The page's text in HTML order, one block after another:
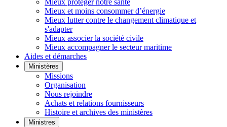
Mieux protéger notre santé
Mieux et moins consommer d’énergie
Mieux lutter contre le changement climatique et
s'adapter
Mieux associer la société civile
Mieux accompagner le secteur maritime
Aides et démarches
Ministères
Missions
Organisation
Nous rejoindre
Achats et relations fournisseurs
Histoire et archives des ministères
Ministres